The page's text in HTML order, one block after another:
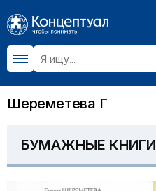
Шереметева Г
БУМАЖНЫЕ КНИГИ